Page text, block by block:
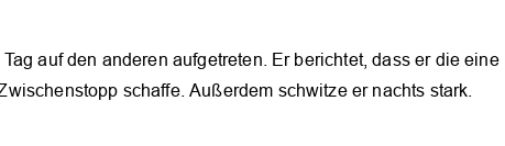
auf den anderen aufgetreten. Er berichtet, dass er die eine
schaffe. Außerdem schwitze er nachts stark.